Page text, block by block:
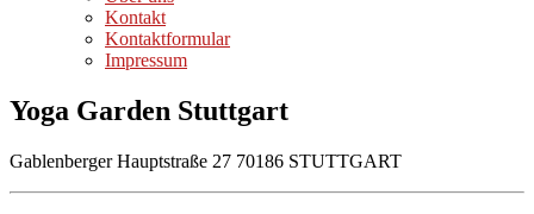
Kontakt
Kontaktformular
Impressum
Yoga Garden Stuttgart
Gablenberger Hauptstraße 27 70186 STUTTGART